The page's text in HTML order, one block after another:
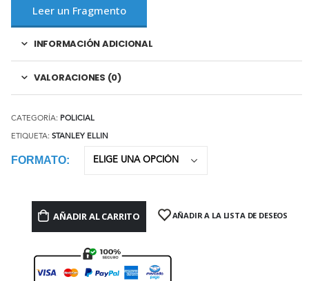
Leer un Fragmento
INFORMACIÓN ADICIONAL
VALORACIONES (0)
CATEGORÍA: POLICIAL
ETIQUETA: STANLEY ELLIN
FORMATO
AÑADIR AL CARRITO AÑADIR A LA LISTA DE DESEOS